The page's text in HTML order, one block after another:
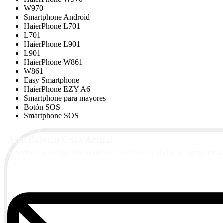
W970
Smartphone Android
HaierPhone L701
L701
HaierPhone L901
L901
HaierPhone W861
W861
Easy Smartphone
HaierPhone EZY A6
Smartphone para mayores
Botón SOS
Smartphone SOS